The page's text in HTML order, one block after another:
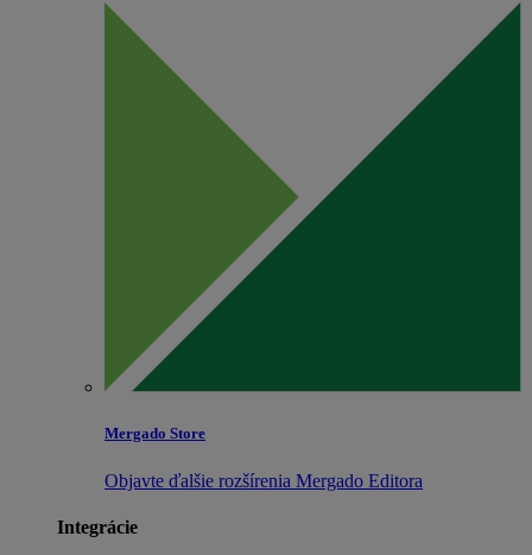
Mergado Store
Objavte ďalšie rozšírenia Mergado Editora
Integrácie